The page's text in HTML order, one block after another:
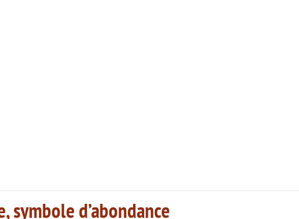
symbole d’abondance